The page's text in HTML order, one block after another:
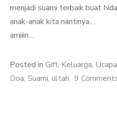
menjadi suami terbaik buat
anak-anak kita nantinya…
amiiin…
Posted in Gift, Keluarga,
Doa, Suami, ultah 9